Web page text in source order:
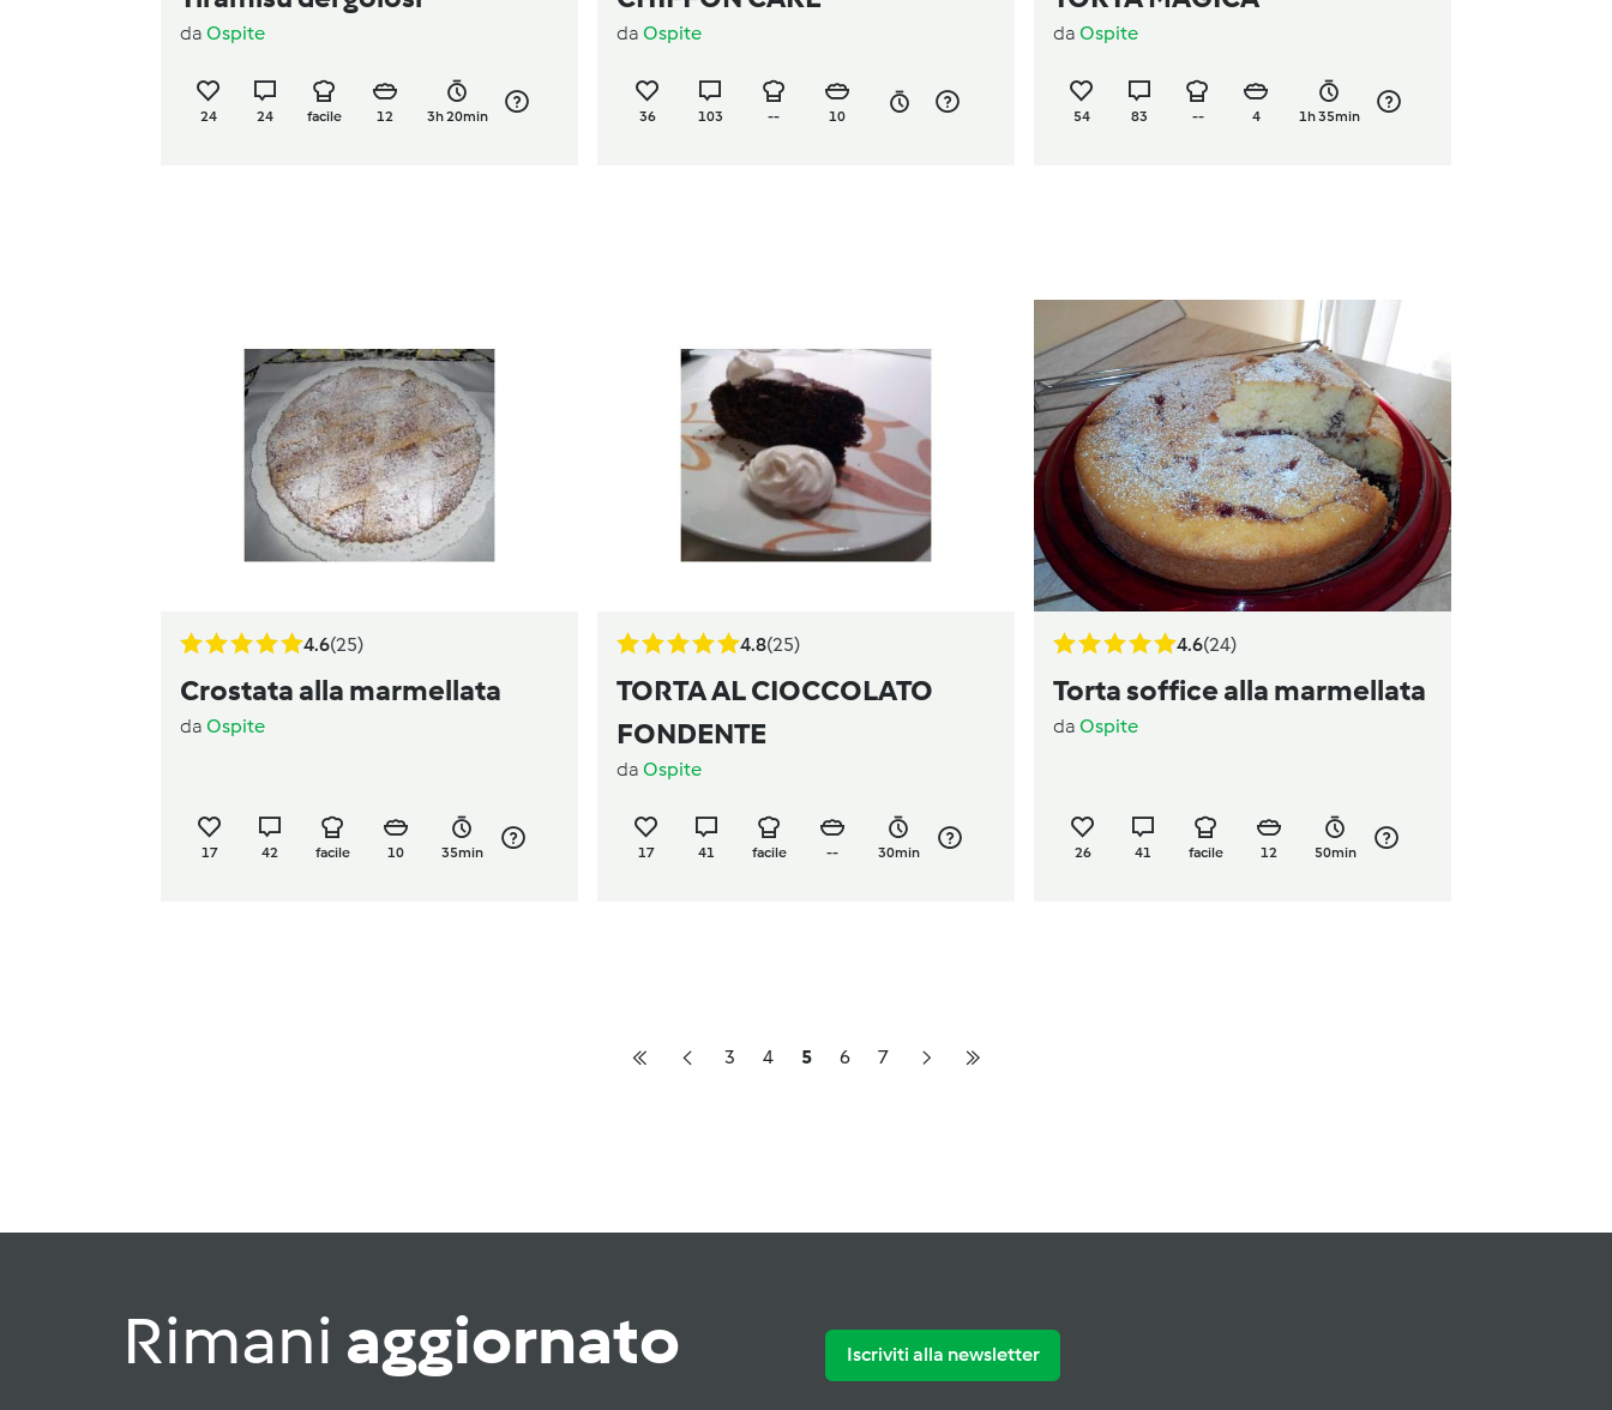
da Ospite
24 24 facile 12 3h 20min
da Ospite
36 103 -- 10
da Ospite
54 83 -- 4 1h 35min
4.6(25)
Crostata alla marmellata
da Ospite
17 42 facile 10 35min
4.8(25)
TORTA AL CIOCCOLATO
FONDENTE
da Ospite
17 41 facile -- 30min
4.6(24)
Torta soffice alla marmellata
da Ospite
26 41 facile 12 50min
3 4 5 6 7
Rimani aggiornato Iscriviti alla newsletter